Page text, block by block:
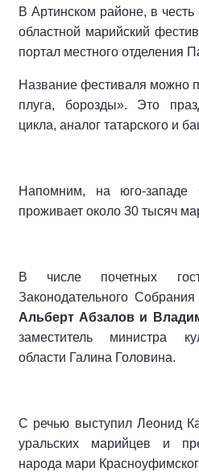
В Артинском районе, в честь
областной марийский
портал местного отделения
Название фестиваля можно
плуга, борозды». Это
цикла, аналог татарского и
Напомним, на юго-западе
проживает около 30 тысяч
В числе почетных
Законодательного
Альберт Абзалов и
заместитель министра
области Галина Головина.
С речью выступил Леонид
уральских марийцев и
народа мари